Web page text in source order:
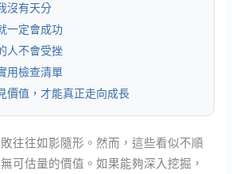
沒有天分
一定會成功
人不會受挫
用檢查清單
價值，才能真正走向成長
往往如影隨形。然而，這些看似不順
可估量的價值。如果能夠深入挖掘，